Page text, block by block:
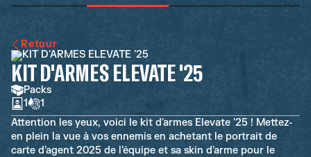
Retour
KIT D'ARMES ELEVATE '25
Packs
1
1
Attention les yeux, voici le kit d'armes Elevate '25 ! Mettez-
en plein la vue à vos ennemis en achetant le portrait de
carte d'agent 2025 de l'équipe et sa skin d'arme pour le